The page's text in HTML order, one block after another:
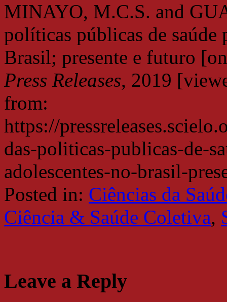
MINAYO, M.C.S. and
políticas públicas de saúde
Brasil; presente e futuro
Press Releases, 2019
from:
https://
das-politicas-publicas-de-
adolescentes-no-brasil-
Posted in: Ciências da
Ciência & Saúde Coletiva,
Leave a Reply